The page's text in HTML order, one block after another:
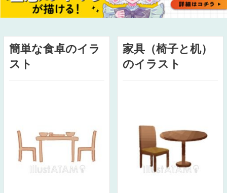
簡単な食卓のイラ
スト
家具（椅子と机）
のイラスト